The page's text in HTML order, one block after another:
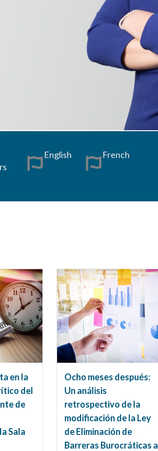
English French
en la
del
de
Sala
Ocho meses después:
Un análisis
retrospectivo de la
modificación de la Ley
de Eliminación de
Barreras Burocráticas a